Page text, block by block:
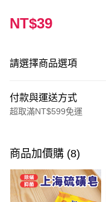
NT$39
請選擇商品選項
付款與運送方式
超取滿NT$599免運
信用卡一次付款
超商取貨付款
LINE Pay
商品加價購 (8)